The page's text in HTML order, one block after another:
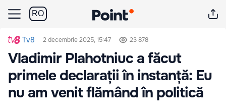
RO
Tv8 2 decembrie 2025, 15:47 23 878
Vladimir Plahotniuc a făcut
primele declarații în instanță: Eu
nu am venit flămând în politică